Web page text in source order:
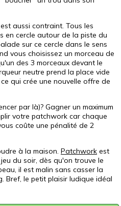
aussi contraint. Tous les
en cercle autour de la piste du
sur ce cercle dans le sens
vous choisissez un morceau de
des 3 morceaux devant le
neutre prend la place vide
qui crée une nouvelle offre de
par là)? Gagner un maximum
votre patchwork car chaque
coûte une pénalité de 2
à la maison. Patchwork est
du soir, dès qu'on trouve le
il est malin sans casser la
Bref, le petit plaisir ludique idéal